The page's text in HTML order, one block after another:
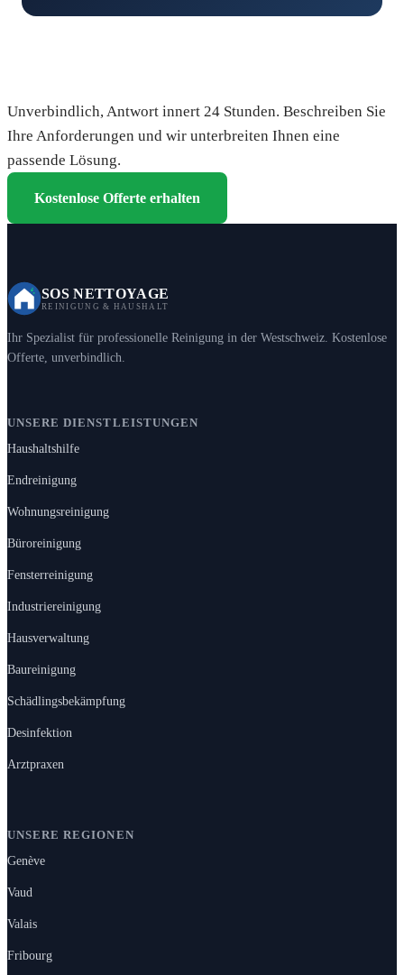
Unverbindlich, Antwort innert 24 Stunden. Beschreiben Sie
Ihre Anforderungen und wir unterbreiten Ihnen eine
passende Lösung.
Kostenlose Offerte erhalten
SOS NETTOYAGE
REINIGUNG & HAUSHALT
Ihr Spezialist für professionelle Reinigung in der Westschweiz. Kostenlose
Offerte, unverbindlich.
UNSERE DIENSTLEISTUNGEN
Haushaltshilfe
Endreinigung
Wohnungsreinigung
Büroreinigung
Fensterreinigung
Industriereinigung
Hausverwaltung
Baureinigung
Schädlingsbekämpfung
Desinfektion
Arztpraxen
UNSERE REGIONEN
Genève
Vaud
Valais
Fribourg